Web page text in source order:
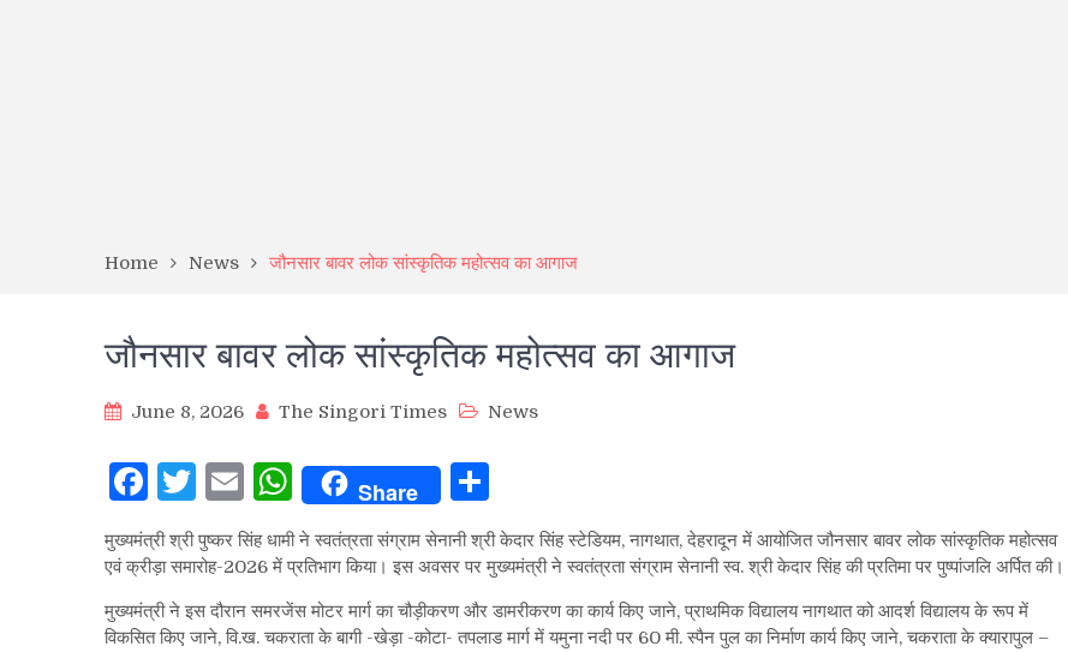
Home News जौनसार बावर लोक सांस्कृतिक महोत्सव का आगाज
जौनसार बावर लोक सांस्कृतिक महोत्सव का आगाज
June 8, 2026 The Singori Times News
Facebook
Twitter
EmailWhatsApp
Share
मुख्यमंत्री श्री पुष्कर सिंह धामी ने स्वतंत्रता संग्राम सेनानी श्री केदार सिंह स्टेडियम, नागथात, देहरादून में आयोजित जौनसार बावर लोक सांस्कृतिक महोत्सव
एवं क्रीड़ा समारोह-2026 में प्रतिभाग किया। इस अवसर पर मुख्यमंत्री ने स्वतंत्रता संग्राम सेनानी स्व. श्री केदार सिंह की प्रतिमा पर पुष्पांजलि अर्पित की।
मुख्यमंत्री ने इस दौरान समरजेंस मोटर मार्ग का चौड़ीकरण और डामरीकरण का कार्य किए जाने, प्राथमिक विद्यालय नागथात को आदर्श विद्यालय के रूप में
विकसित किए जाने, वि.ख. चकराता के बागी -खेड़ा -कोटा- तपलाड मार्ग में यमुना नदी पर 60 मी. स्पैन पुल का निर्माण कार्य किए जाने, चकराता के क्यारापुल –